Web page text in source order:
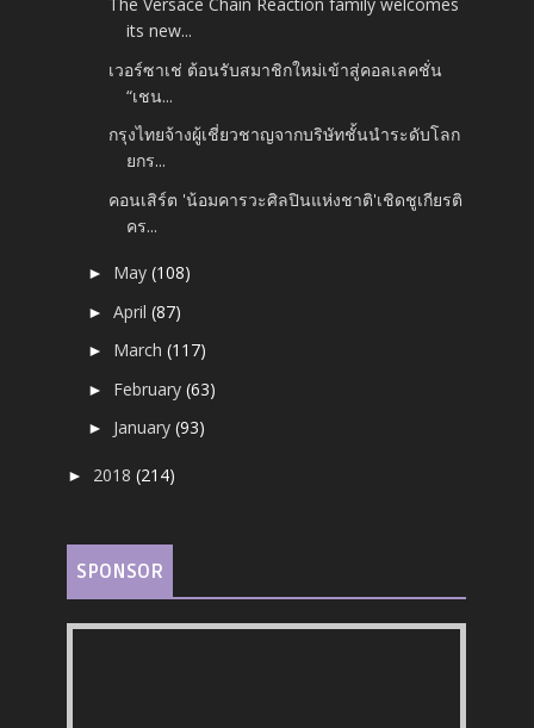
its new...
เวอร์ซาเช่ ต้อนรับสมาชิกใหม่เข้าสู่คอลเลคชั่น
“เชน...
กรุงไทยจ้างผู้เชี่ยวชาญจากบริษัทชั้นนำระดับโลก
ยกร...
คอนเสิร์ต 'น้อมคารวะศิลปินแห่งชาติ'เชิดชูเกียรติ
คร...
► May(108)
►April(87)
► March(117)
► February(63)
► January(93)
► 2018(214)
SPONSOR